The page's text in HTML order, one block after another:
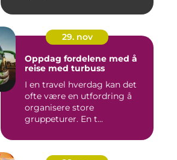
29. nov
Oppdag fordelene med å
reise med turbuss
I en travel hverdag kan det
ofte være en utfordring å
organisere store
gruppeturer. En t...